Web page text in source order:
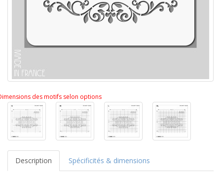
des motifs selon options
Description Spécificités & dimensions